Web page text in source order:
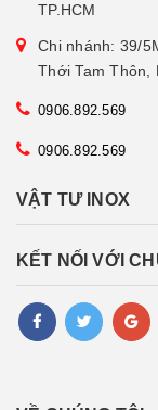
TP.HCM
Chi nhánh: 39/
Thới Tam Thôn,
0906.892.569
0906.892.569
VẬT TƯ INOX
KẾT NỐI VỚI